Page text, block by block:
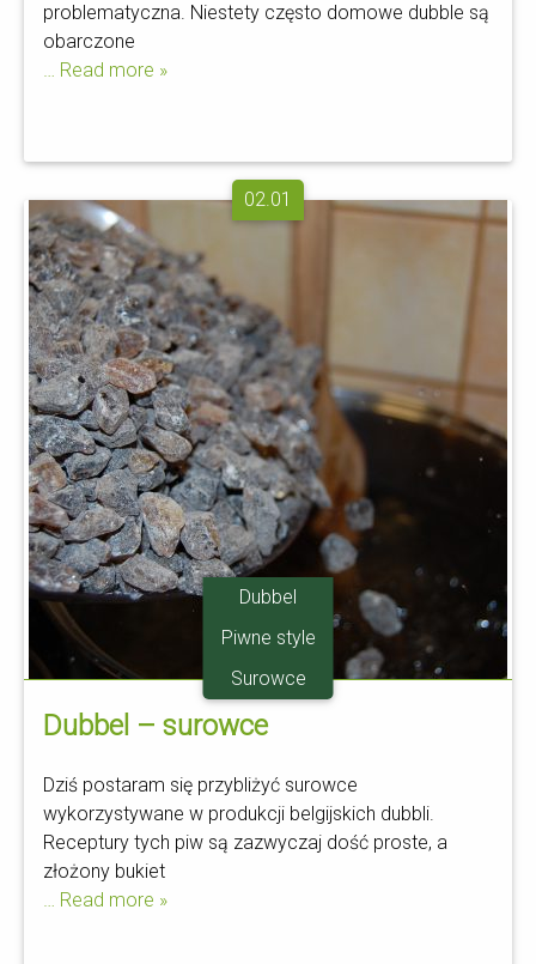
problematyczna. Niestety często domowe dubble są
obarczone
… Read more »
02.01
Dubbel
Piwne style
Surowce
Dubbel – surowce
Dziś postaram się przybliżyć surowce
wykorzystywane w produkcji belgijskich dubbli.
Receptury tych piw są zazwyczaj dość proste, a
złożony bukiet
… Read more »